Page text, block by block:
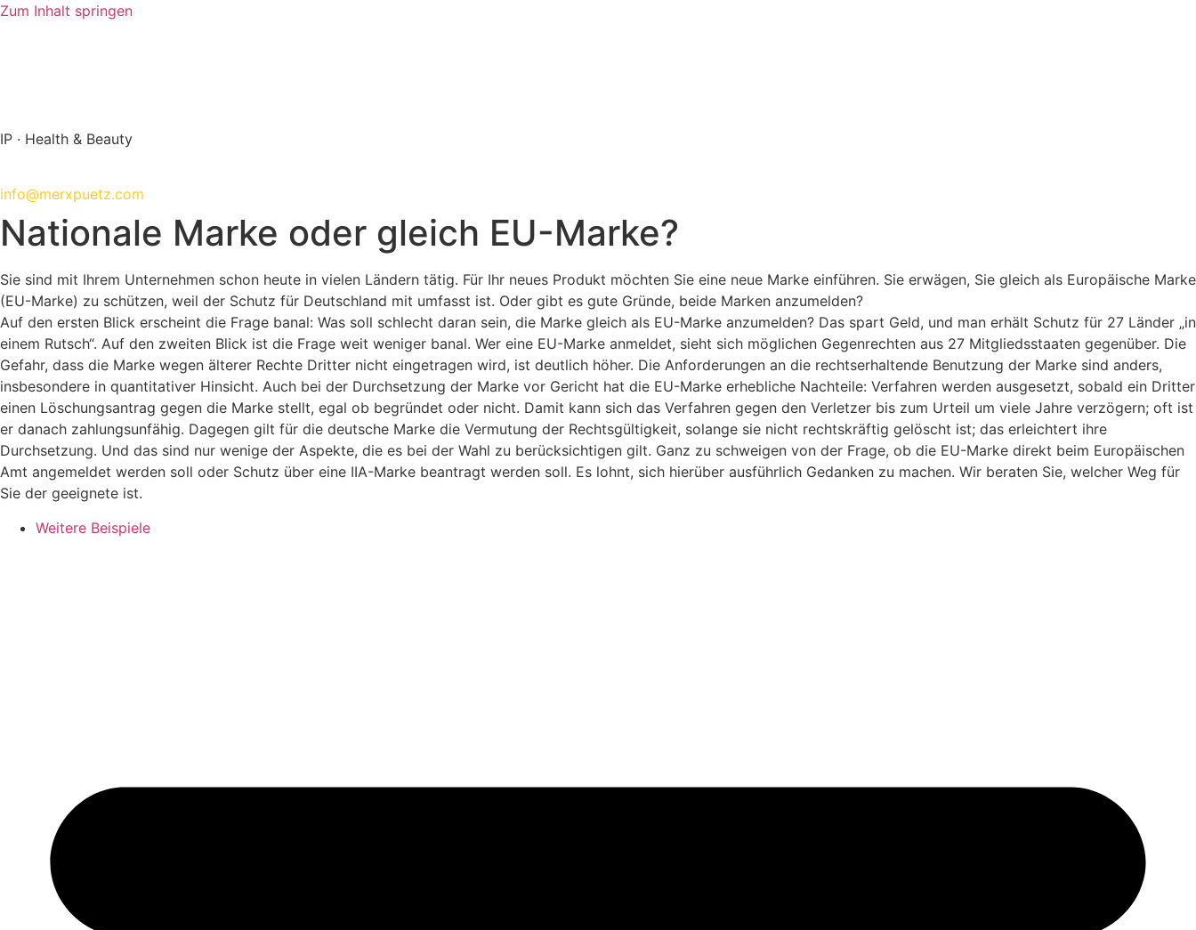
Zum Inhalt springen
IP · Health & Beauty
info@merxpuetz.com
Nationale Marke oder gleich EU-Marke?
Sie sind mit Ihrem Unternehmen schon heute in vielen Ländern tätig. Für Ihr neues Produkt möchten Sie eine neue Marke einführen. Sie erwägen, Sie gleich als Europäische Marke
(EU-Marke) zu schützen, weil der Schutz für Deutschland mit umfasst ist. Oder gibt es gute Gründe, beide Marken anzumelden?
Auf den ersten Blick erscheint die Frage banal: Was soll schlecht daran sein, die Marke gleich als EU-Marke anzumelden? Das spart Geld, und man erhält Schutz für 27 Länder „in
einem Rutsch“. Auf den zweiten Blick ist die Frage weit weniger banal. Wer eine EU-Marke anmeldet, sieht sich möglichen Gegenrechten aus 27 Mitgliedsstaaten gegenüber. Die
Gefahr, dass die Marke wegen älterer Rechte Dritter nicht eingetragen wird, ist deutlich höher. Die Anforderungen an die rechtserhaltende Benutzung der Marke sind anders,
insbesondere in quantitativer Hinsicht. Auch bei der Durchsetzung der Marke vor Gericht hat die EU-Marke erhebliche Nachteile: Verfahren werden ausgesetzt, sobald ein Dritter
einen Löschungsantrag gegen die Marke stellt, egal ob begründet oder nicht. Damit kann sich das Verfahren gegen den Verletzer bis zum Urteil um viele Jahre verzögern; oft ist
er danach zahlungsunfähig. Dagegen gilt für die deutsche Marke die Vermutung der Rechtsgültigkeit, solange sie nicht rechtskräftig gelöscht ist; das erleichtert ihre
Durchsetzung. Und das sind nur wenige der Aspekte, die es bei der Wahl zu berücksichtigen gilt. Ganz zu schweigen von der Frage, ob die EU-Marke direkt beim Europäischen
Amt angemeldet werden soll oder Schutz über eine IIA-Marke beantragt werden soll. Es lohnt, sich hierüber ausführlich Gedanken zu machen. Wir beraten Sie, welcher Weg für
Sie der geeignete ist.
Weitere Beispiele